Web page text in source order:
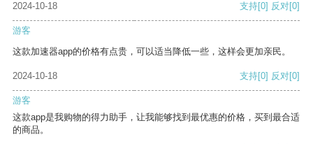
2024-10-18 支持[0] 反对[0]
游客
这款加速器app的价格有点贵，可以适当降低一些，这样会更加亲民。
2024-10-18 支持[0] 反对[0]
游客
这款app是我购物的得力助手，让我能够找到最优惠的价格，买到最合适
的商品。